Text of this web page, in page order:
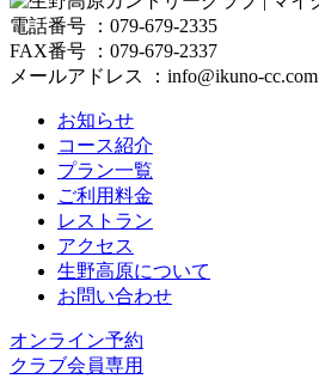
電話番号 ：079-679-2335
FAX番号 ：079-679-2337
メールアドレス ：info@ikuno-cc.com
お知らせ
コース紹介
プラン一覧
ご利用料金
レストラン
アクセス
生野高原について
お問い合わせ
オンライン予約
クラブ会員専用